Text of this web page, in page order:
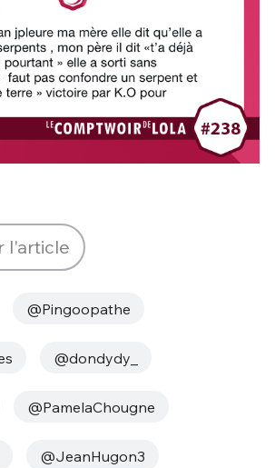
l'article
@Pingoopathe
@dondydy_
@PamelaChougne
@JeanHugon3